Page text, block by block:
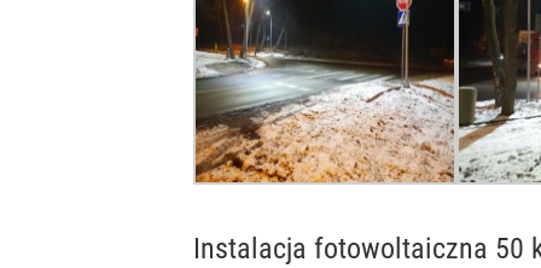
Instalacja fotowoltaiczna 50